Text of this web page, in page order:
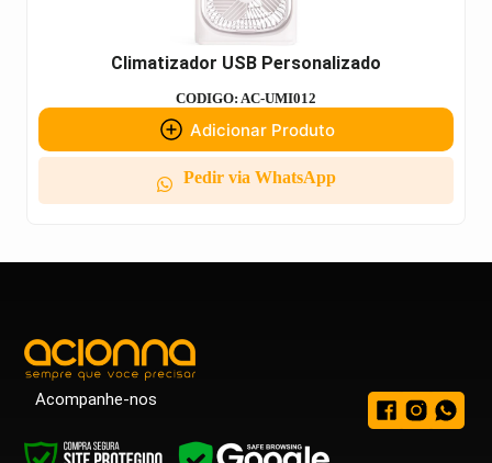
Climatizador USB Personalizado
CODIGO: AC-UMI012
Adicionar Produto
Pedir via WhatsApp
Acompanhe-nos